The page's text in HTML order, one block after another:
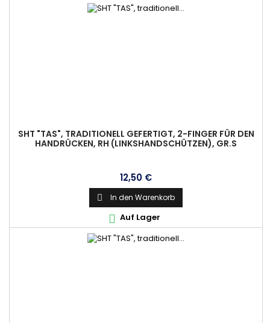
SHT "TAS", TRADITIONELL GEFERTIGT, 2-FINGER FÜR DEN
HANDRÜCKEN, RH (LINKSHANDSCHÜTZEN), GR.S
Preis
12,50 €
 In den Warenkorb
 Auf Lager